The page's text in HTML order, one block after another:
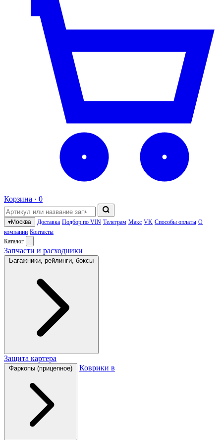
Корзина · 0
▾Москва Доставка Подбор по VIN Телеграм Макс VK Способы оплаты О
компании Контакты
Каталог
Запчасти и расходники
Багажники, рейлинги, боксы
Защита картера
Фаркопы (прицепное) Коврики в